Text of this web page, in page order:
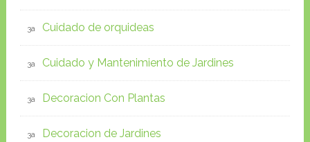
Cuidado de orquideas
Cuidado y Mantenimiento de Jardines
Decoracion Con Plantas
Decoracion de Jardines